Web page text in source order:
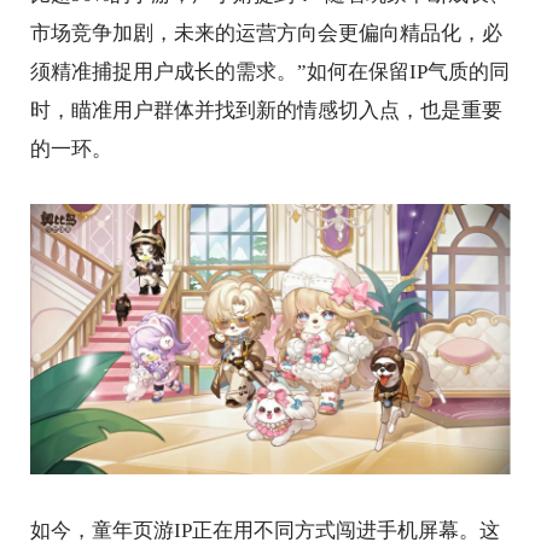
市场竞争加剧，未来的运营方向会更偏向精品化，必
须精准捕捉用户成长的需求。”如何在保留IP气质的同
时，瞄准用户群体并找到新的情感切入点，也是重要
的一环。
如今，童年页游IP正在用不同方式闯进手机屏幕。这